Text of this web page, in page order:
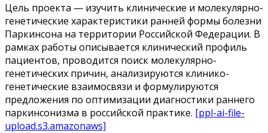
Цель проекта — изучить клинические и молекулярно-
генетические характеристики ранней формы болезни
Паркинсона на территории Российской Федерации. В
рамках работы описывается клинический профиль
пациентов, проводится поиск молекулярно-
генетических причин, анализируются клинико-
генетические взаимосвязи и формулируются
предложения по оптимизации диагностики раннего
паркинсонизма в российской практике. [ppl-ai-file-
upload.s3.amazonaws]